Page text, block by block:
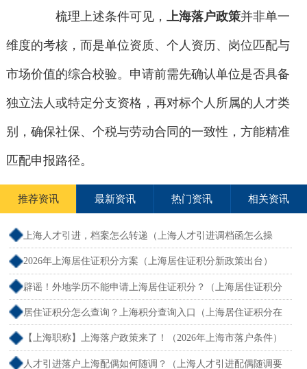
梳理上述条件可见，上海落户政策并非单一
维度的考核，而是单位资质、个人资历、岗位匹配与
市场价值的综合校验。申请前需先确认单位是否具备
独立法人或特定分支资格，再对标个人所属的人才类
别，确保社保、个税与劳动合同的一致性，方能精准
匹配申报路径。
推荐资讯 最新资讯 热门资讯 相关资讯
上海人才引进，档案怎么转递（上海人才引进调档函怎么操
作）
2026年上海居住证积分方案（上海居住证积分新政策出台）
辟谣！外地学历不能申请上海居住证积分？（上海居住证积分
外地大专可以吗）
居住证积分怎么查询？上海积分查询入口（上海居住证积分在
哪查）
【上海职称】上海落户政策来了！（2026年上海市落户条件）
人才引进落户上海配偶如何随调？（上海人才引进配偶随调要